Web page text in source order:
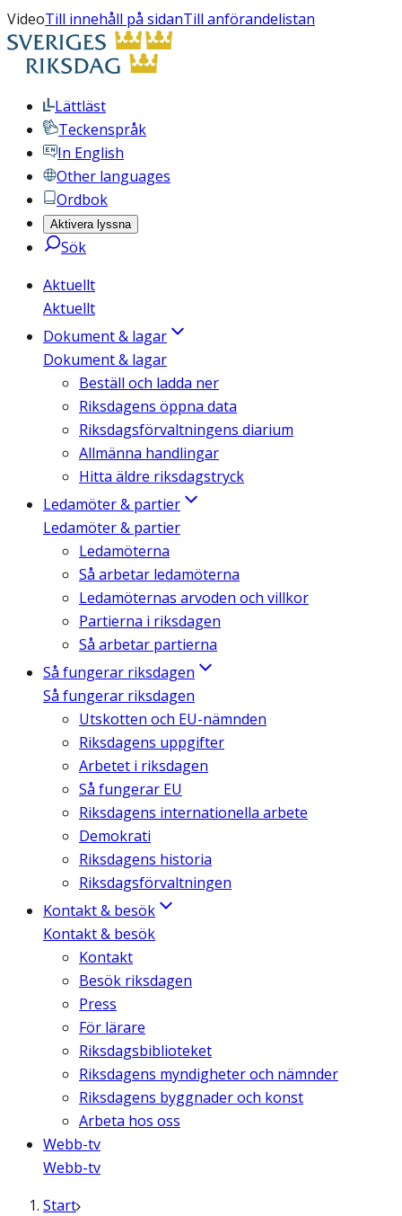
VideoTill innehåll på sidanTill anförandelistan
Lättläst
Teckenspråk
In English
Other languages
Ordbok
Aktivera lyssna
Sök
Aktuellt
Aktuellt
Dokument & lagar
Dokument & lagar
Beställ och ladda ner
Riksdagens öppna data
Riksdagsförvaltningens diarium
Allmänna handlingar
Hitta äldre riksdagstryck
Ledamöter & partier
Ledamöter & partier
Ledamöterna
Så arbetar ledamöterna
Ledamöternas arvoden och villkor
Partierna i riksdagen
Så arbetar partierna
Så fungerar riksdagen
Så fungerar riksdagen
Utskotten och EU-nämnden
Riksdagens uppgifter
Arbetet i riksdagen
Så fungerar EU
Riksdagens internationella arbete
Demokrati
Riksdagens historia
Riksdagsförvaltningen
Kontakt & besök
Kontakt & besök
Kontakt
Besök riksdagen
Press
För lärare
Riksdagsbiblioteket
Riksdagens myndigheter och nämnder
Riksdagens byggnader och konst
Arbeta hos oss
Webb-tv
Webb-tv
Start